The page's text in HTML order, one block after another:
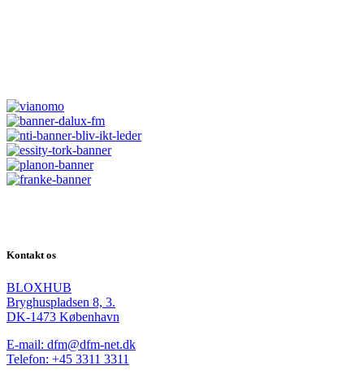
Kontakt os
BLOXHUB
Bryghuspladsen 8, 3.
DK-1473 København
E-mail: dfm@dfm-net.dk
Telefon: +45 3311 3311